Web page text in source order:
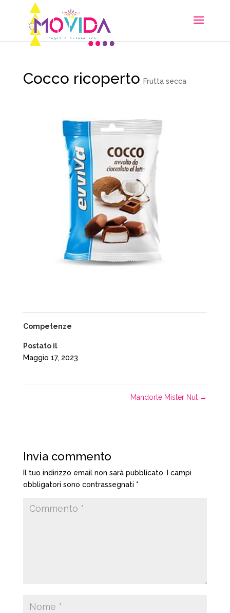
Cocco ricoperto Frutta secca
Competenze
Postato il
Maggio 17, 2023
Mandorle Mister Nut →
Invia commento
Il tuo indirizzo email non sarà pubblicato.
I campi
obbligatori sono contrassegnati *